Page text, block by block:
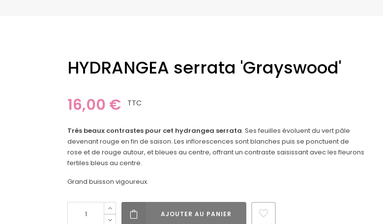
HYDRANGEA serrata 'Grayswood'
16,00 € TTC
Très beaux contrastes pour cet hydrangea serrata. Ses feuilles évoluent du vert pâle
devenant rouge en fin de saison. Les inflorescences sont blanches puis se ponctuent de
rose et de rouge autour, et bleues au centre, offrant un contraste saisissant avec les fleurons
fertiles bleus au centre.
Grand buisson vigoureux.
AJOUTER AU PANIER